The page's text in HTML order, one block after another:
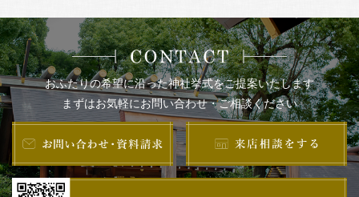
おふたりの希望に沿った神社挙式をご提案いたします
まずはお気軽にお問い合わせ・ご相談ください